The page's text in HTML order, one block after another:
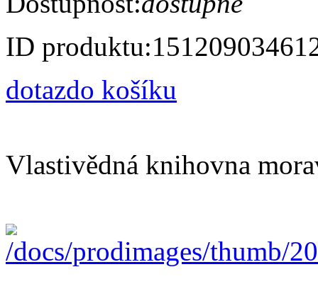
ID produktu:
dotazdo košíku
Vlastivědná knihovna